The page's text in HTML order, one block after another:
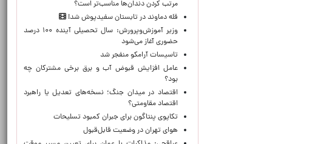
مرتب کردن دندان‌ها مناسب‌تر است؟
قله دماوند در تابستان سفیدپوش شد!
وزیر آموزش‌وپرورش: سال تحصیلی آینده ۱۰۰ درصد
حضوری آغاز می‌شود
تاسیسات آرامکو منفجر شد
عامل افزایش قبوض آب و برق برخی مشترکان چه
بود؟
اقتصاد در میدان جنگ؛ نسخه‌های تعدیل یا راهبرد
اقتصاد مقاومتی؟
تکاپوی پنتاگون برای جبران کمبود تسلیحات
هوای تهران در وضعیت قابل‌قبول